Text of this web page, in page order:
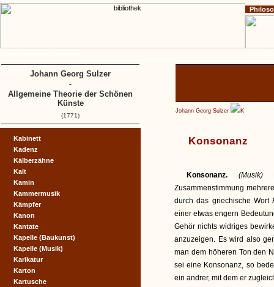
Johann Georg Sulzer K
Konsonanz
Konsonanz. (Musik)
Zusammenstimmung
durch das griechische Wort
einer etwas engern
Gehör nichts widriges
anzuzeigen. Es wird also
man dem höheren Ton den
sei eine Konsonanz, so
ein andrer, mit dem er
Kabinett
Kadenz
Kälberzähne
Kalt
Kamin
Kammermusik
Kämpfer
Kanon
Kantate
Kapelle (Baukunst)
Kapelle (Musik)
Karikatur
Karton
Kartusche
Johann Georg Sulzer
-
Allgemeine Theorie der Schönen
Künste
(1771)